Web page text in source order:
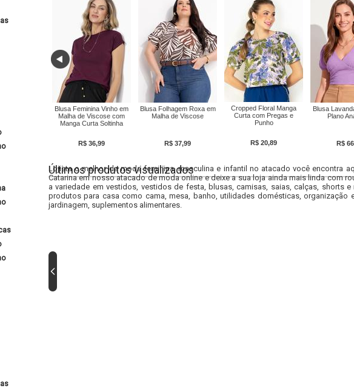
Blusa Feminina Vinho em
Malha de Viscose com
Manga Curta Soltinha
R$ 36,99
Blusa Folhagem Roxa em
Malha de Viscose
R$ 37,99
Cropped Floral Manga
Curta com Pregas e
Punho
R$ 20,89
Blusa
Plano
R$
Últimos produtos visualizados
Lojista o melhor da moda feminina, masculina e infantil no atacado você encontra
Catarina em nosso atacado de moda online e deixe a sua loja ainda mais linda com
a variedade em vestidos, vestidos de festa, blusas, camisas, saias, calças, shorts
produtos para casa como cama, mesa, banho, utilidades domésticas, organização
jardinagem, suplementos alimentares.